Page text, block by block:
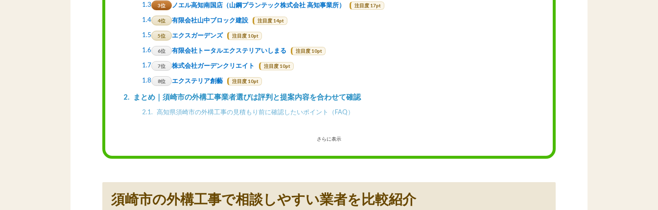
1.3 3位 ノエル高知南国店（山鋼プランテック株式会社 高知事業所） 注目度 17pt
1.4 4位 有限会社山中ブロック建設 注目度 14pt
1.5 5位 エクスガーデンズ 注目度 10pt
1.6 6位 有限会社トータルエクステリアいしまる 注目度 10pt
1.7 7位 株式会社ガーデンクリエイト 注目度 10pt
1.8 8位 エクステリア創藝 注目度 10pt
2 まとめ｜須崎市の外構工事業者選びは評判と提案内容を合わせて確認
2.1 高知県須崎市の外構工事の見積もり前に確認したいポイント（FAQ）
さらに表示
須崎市の外構工事で相談しやすい業者を比較紹介